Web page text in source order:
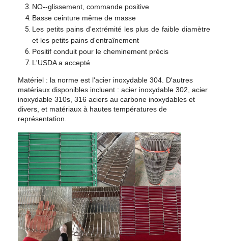
Visite d'usine
Contrôle de la qualité
Contact
nouvelles
Tous les cas
Ceinture de maille d'acier inoxydable
Grillage en spirale
Treillis métallique haute température
Nourriture Mesh Belt
Bande transporteuse en nid d'abeille
NO--glissement, commande positive
Basse ceinture même de masse
Les petits pains d'extrémité les plus de faible diamètre
et les petits pains d'entraînement
Positif conduit pour le cheminement précis
L'USDA a accepté
Matériel : la norme est l'acier inoxydable 304. D'autres
matériaux disponibles incluent : acier inoxydable 302 , acier
inoxydable 310s, 316 aciers au carbone inoxydables et
divers, et matériaux à hautes températures de
représentation.